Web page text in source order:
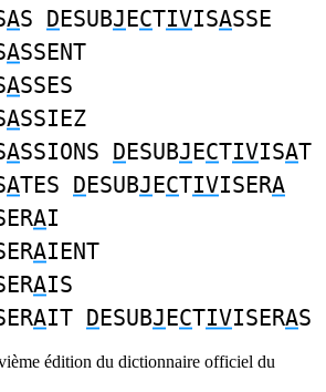
AS DESUBJECTIVISASSE
ASSENT
ASSES
ASSIEZ
ASSIONS DESUBJECTIVISAT
ATES DESUBJECTIVISERA
AI
AIENT
AIS
AIT DESUBJECTIVISERAS
édition du dictionnaire officiel du